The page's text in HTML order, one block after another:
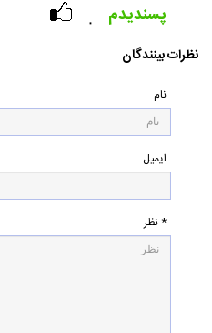
۰ پسندیدم
نظرات بینندگان
نام
ایمیل
* نظر